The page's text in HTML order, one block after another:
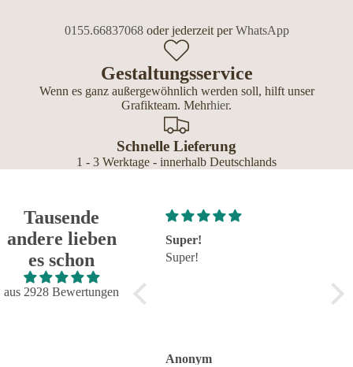
0155.66837068oder jederzeit perWhatsApp
Gestaltungsservice
Wenn es ganz außergewöhnlich werden soll, hilft unser
Grafikteam. Mehrhier.
Schnelle Lieferung
1 - 3 Werktage - innerhalb Deutschlands
Tausende
andere lieben
es schon
aus 2928 Bewertungen
Super!
Super!
Großartig - hat wie immer
alles reibungslos und
Anonym